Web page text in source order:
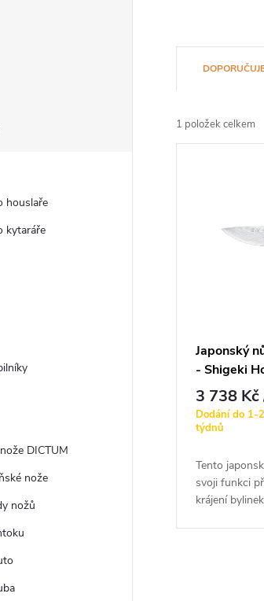
houslaře
kytaráře
DICTUM
nože
nožů
a
z
t
1 položek celkem
Japonský
- Shigeki
Knife
3 738 Kč
Dodání do 1-2
týdnů
Tento
svoji funkci
krájení